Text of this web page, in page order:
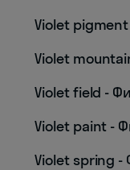
Violet
Violet
Violet field -
Violet paint -
Violet spring -